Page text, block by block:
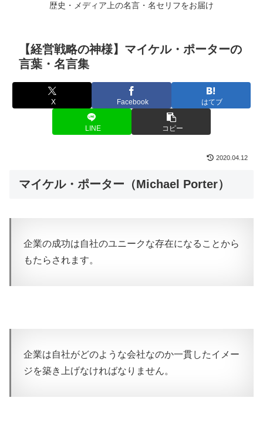
歴史・メディア上の名言・名セリフをお届け
【経営戦略の神様】マイケル・ポーターの
言葉・名言集
X Facebook はてブ
LINE コピー
2020.04.12
マイケル・ポーター（Michael Porter）
企業の成功は自社のユニークな存在になることから
もたらされます。
企業は自社がどのような会社なのか一貫したイメー
ジを築き上げなければなりません。